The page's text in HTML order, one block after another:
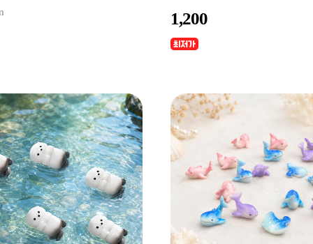
1,200